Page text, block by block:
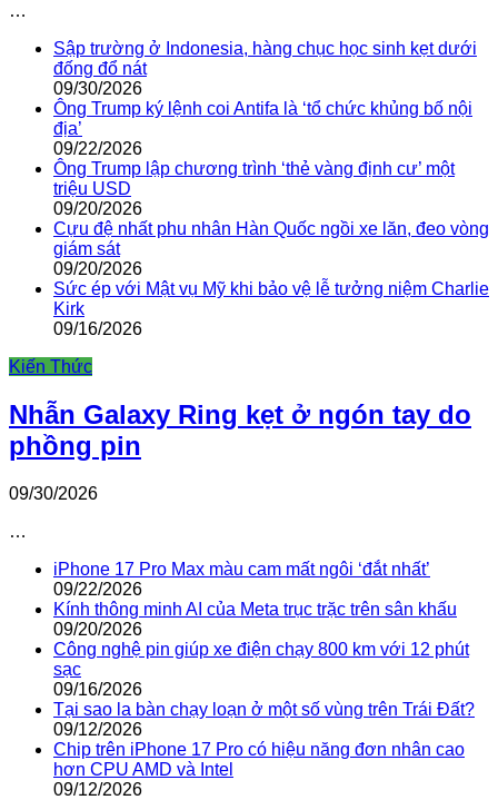
…
Sập trường ở Indonesia, hàng chục học sinh kẹt dưới
đống đổ nát
09/30/2026
Ông Trump ký lệnh coi Antifa là ‘tổ chức khủng bố nội
địa’
09/22/2026
Ông Trump lập chương trình ‘thẻ vàng định cư’ một
triệu USD
09/20/2026
Cựu đệ nhất phu nhân Hàn Quốc ngồi xe lăn, đeo vòng
giám sát
09/20/2026
Sức ép với Mật vụ Mỹ khi bảo vệ lễ tưởng niệm Charlie
Kirk
09/16/2026
Kiến Thức
Nhẫn Galaxy Ring kẹt ở ngón tay do
phồng pin
09/30/2026
…
iPhone 17 Pro Max màu cam mất ngôi ‘đắt nhất’
09/22/2026
Kính thông minh AI của Meta trục trặc trên sân khấu
09/20/2026
Công nghệ pin giúp xe điện chạy 800 km với 12 phút
sạc
09/16/2026
Tại sao la bàn chạy loạn ở một số vùng trên Trái Đất?
09/12/2026
Chip trên iPhone 17 Pro có hiệu năng đơn nhân cao
hơn CPU AMD và Intel
09/12/2026